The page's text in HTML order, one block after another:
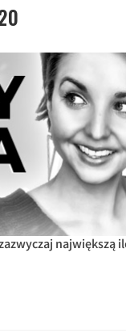
największą